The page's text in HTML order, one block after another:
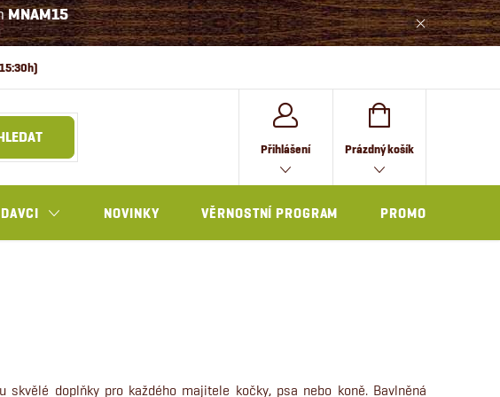
MNAM15
Přihlášení
NÁKUPNÍ
KOŠÍK
Prázdný košík
NOVINKY VĚRNOSTNÍ PROGRAM PROMO
doplňky pro každého majitele kočky, psa nebo koně. Bavlněná